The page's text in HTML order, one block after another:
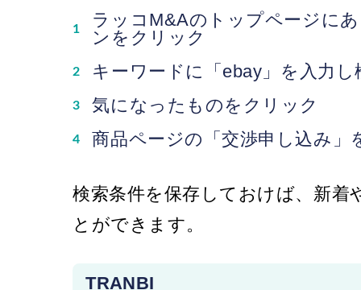
ラッコM&Aのトップページに
ンをクリック
キーワードに「ebay」を入力し
気になったものをクリック
商品ページの「交渉申し込み」
検索条件を保存しておけば、新
とができます。
TRANBI